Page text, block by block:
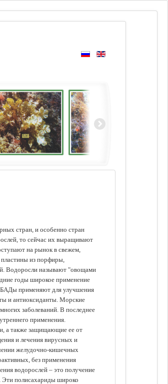
стран, и особенно стран
то сейчас их выращивают
на рынок в свежем,
из порфиры,
Водоросли называют "овощами
годы широкое применение
БАДы применяют для улучшения
и антиоксиданты. Морские
заболеваний. В последнее
применения.
а также защищающие ее от
и лечения вирусных и
желудочно-кишечных
без применения
водорослей – это получение
Эти полисахариды широко